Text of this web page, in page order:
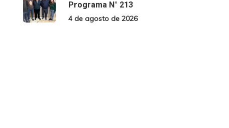
Programa N° 213
4 de agosto de 2026